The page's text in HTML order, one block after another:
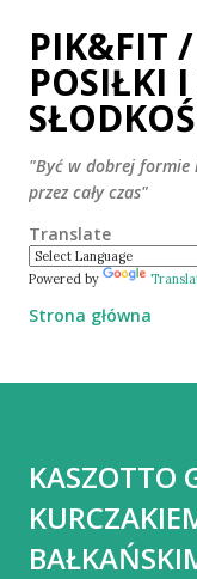
PIK&FIT
POSIŁKI
"Być w dobrej formie
przez cały czas"
Translate
Powered by
Strona główna
KASZOTTO